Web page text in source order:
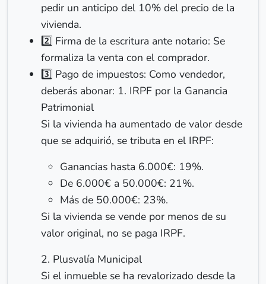
pedir un anticipo del 10% del precio de la
vivienda.
2️⃣ Firma de la escritura ante notario: Se
formaliza la venta con el comprador.
3️⃣ Pago de impuestos: Como vendedor,
deberás abonar: 1. IRPF por la Ganancia
Patrimonial
Si la vivienda ha aumentado de valor desde
que se adquirió, se tributa en el IRPF:
Ganancias hasta 6.000€: 19%.
De 6.000€ a 50.000€: 21%.
Más de 50.000€: 23%.
Si la vivienda se vende por menos de su
valor original, no se paga IRPF.
2. Plusvalía Municipal
Si el inmueble se ha revalorizado desde la